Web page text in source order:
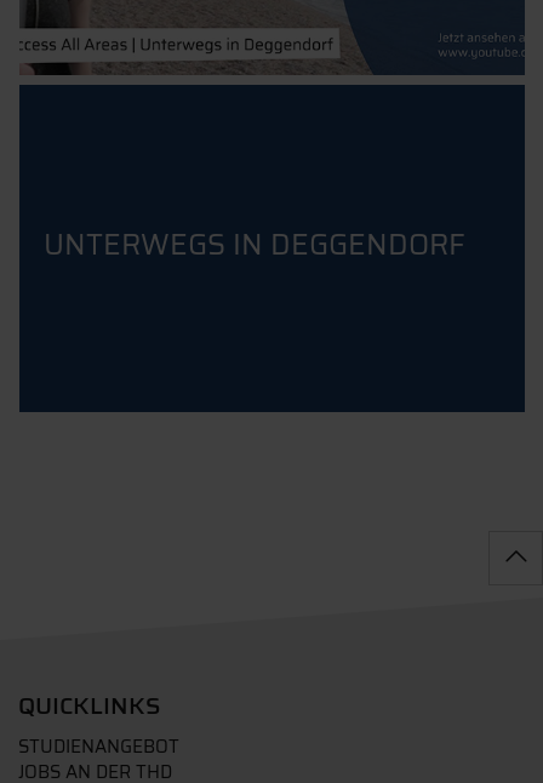
UNTERWEGS IN DEGGENDORF
QUICKLINKS
STUDIENANGEBOT
JOBS AN DER THD